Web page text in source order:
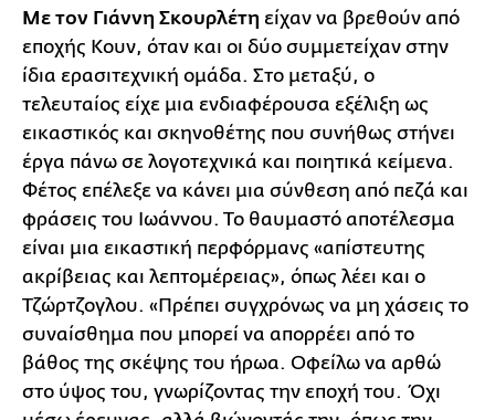
Με τον Γιάννη Σκουρλέτη είχαν να βρεθούν από
εποχής Κουν, όταν και οι δύο συμμετείχαν στην
ίδια ερασιτεχνική ομάδα. Στο μεταξύ, ο
τελευταίος είχε μια ενδιαφέρουσα εξέλιξη ως
εικαστικός και σκηνοθέτης που συνήθως στήνει
έργα πάνω σε λογοτεχνικά και ποιητικά κείμενα.
Φέτος επέλεξε να κάνει μια σύνθεση από πεζά και
φράσεις του Ιωάννου. Το θαυμαστό αποτέλεσμα
είναι μια εικαστική περφόρμανς «απίστευτης
ακρίβειας και λεπτομέρειας», όπως λέει και ο
Τζώρτζογλου. «Πρέπει συγχρόνως να μη χάσεις το
συναίσθημα που μπορεί να απορρέει από το
βάθος της σκέψης του ήρωα. Οφείλω να αρθώ
στο ύψος του, γνωρίζοντας την εποχή του. Όχι